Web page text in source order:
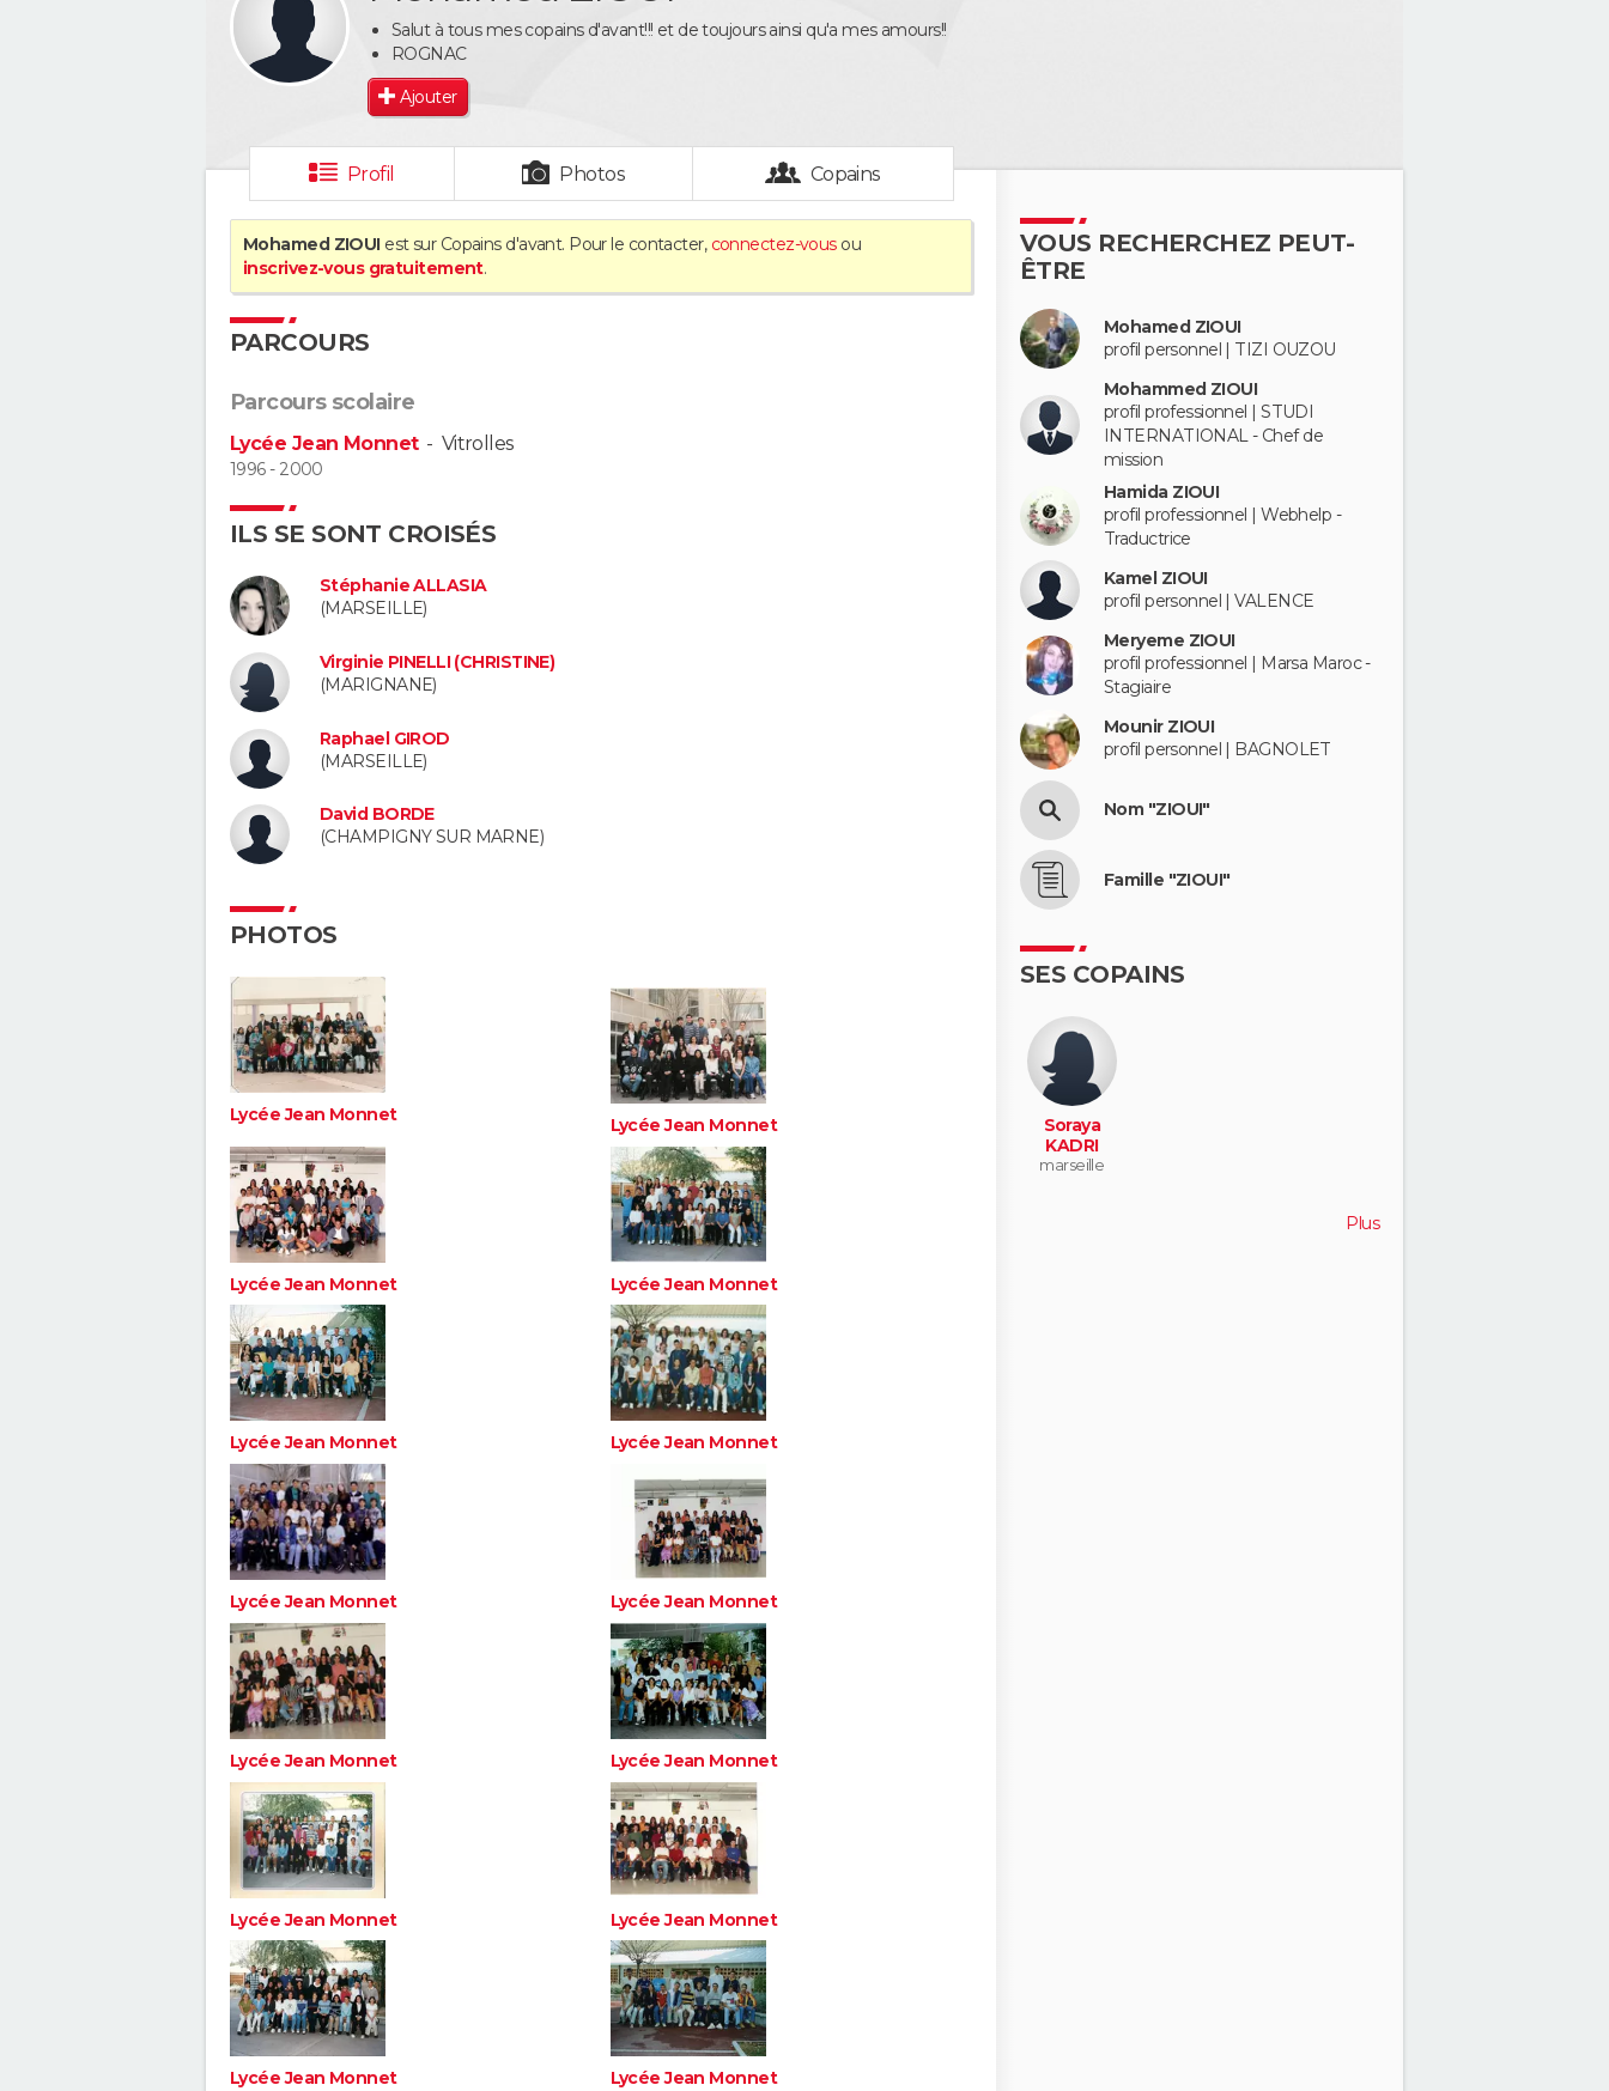
Salut à tous mes copains d'avant!!! et de toujours ainsi qu'a mes amours!!
ROGNAC
Ajouter
Profil Photos Copains
Mohamed ZIOUI est sur Copains d'avant. Pour le contacter, connectez-vousou
inscrivez-vous gratuitement.
PARCOURS
Parcours scolaire
Lycée Jean Monnet- Vitrolles
1996 - 2000
ILS SE SONT CROISÉS
Stéphanie ALLASIA
(MARSEILLE)
Virginie PINELLI (CHRISTINE)
(MARIGNANE)
Raphael GIROD
(MARSEILLE)
David BORDE
(CHAMPIGNY SUR MARNE)
PHOTOS
Lycée Jean Monnet Lycée Jean Monnet
Lycée Jean Monnet Lycée Jean Monnet
Lycée Jean Monnet Lycée Jean Monnet
Lycée Jean Monnet Lycée Jean Monnet
Lycée Jean Monnet Lycée Jean Monnet
Lycée Jean Monnet Lycée Jean Monnet
Lycée Jean Monnet Lycée Jean Monnet
VOUS RECHERCHEZ PEUT-
ÊTRE
Mohamed ZIOUI
profil personnel | TIZI OUZOU
Mohammed ZIOUI
profil professionnel | STUDI
INTERNATIONAL - Chef de
mission
Hamida ZIOUI
profil professionnel | Webhelp -
Traductrice
Kamel ZIOUI
profil personnel | VALENCE
Meryeme ZIOUI
profil professionnel | Marsa Maroc -
Stagiaire
Mounir ZIOUI
profil personnel | BAGNOLET
Nom "ZIOUI"
Famille "ZIOUI"
SES COPAINS
Soraya
KADRI
marseille
Plus